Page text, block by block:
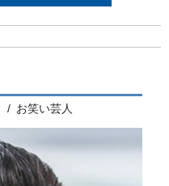
お笑い芸人